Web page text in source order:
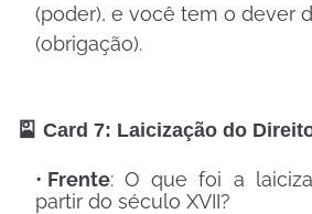
(poder), e você tem o dever
(obrigação).
🎴 Card 7: Laicização do
Frente: O que foi a
partir do século XVII?